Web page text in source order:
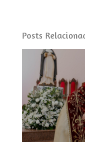
Posts